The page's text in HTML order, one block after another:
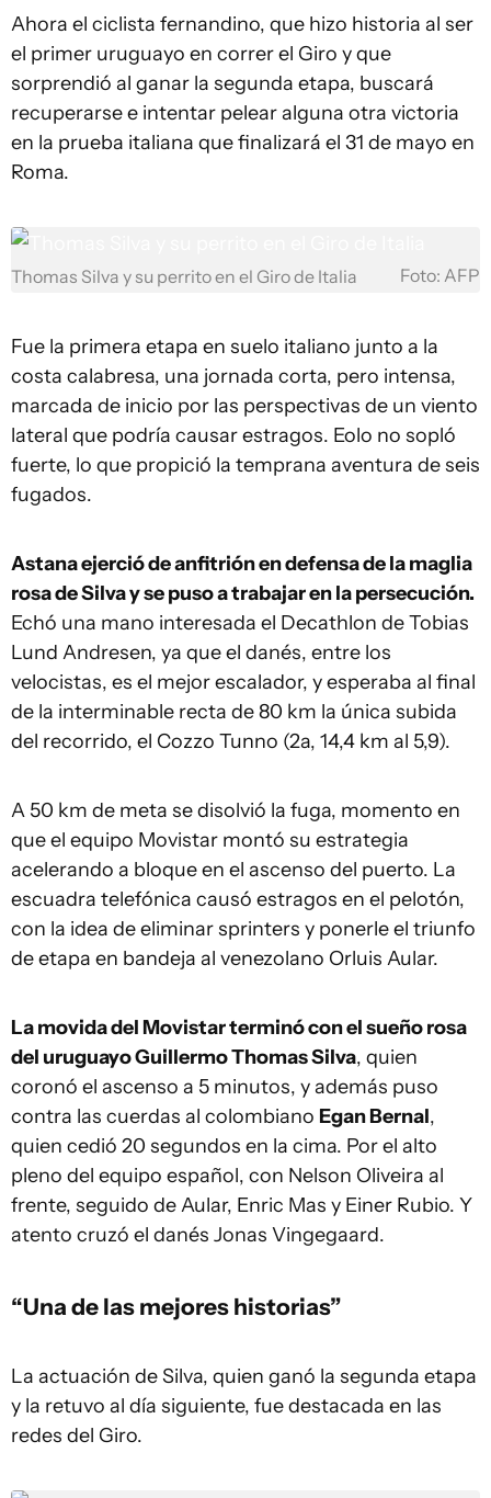
Ahora el ciclista fernandino, que hizo historia al ser
el primer uruguayo en correr el Giro y que
sorprendió al ganar la segunda etapa, buscará
recuperarse e intentar pelear alguna otra victoria
en la prueba italiana que finalizará el 31 de mayo en
Roma.
Thomas Silva y su perrito en el Giro de Italia Foto: AFP
Fue la primera etapa en suelo italiano junto a la
costa calabresa, una jornada corta, pero intensa,
marcada de inicio por las perspectivas de un viento
lateral que podría causar estragos. Eolo no sopló
fuerte, lo que propició la temprana aventura de seis
fugados.
Astana ejerció de anfitrión en defensa de la maglia
rosa de Silva y se puso a trabajar en la persecución.
Echó una mano interesada el Decathlon de Tobias
Lund Andresen, ya que el danés, entre los
velocistas, es el mejor escalador, y esperaba al final
de la interminable recta de 80 km la única subida
del recorrido, el Cozzo Tunno (2a, 14,4 km al 5,9).
A 50 km de meta se disolvió la fuga, momento en
que el equipo Movistar montó su estrategia
acelerando a bloque en el ascenso del puerto. La
escuadra telefónica causó estragos en el pelotón,
con la idea de eliminar sprinters y ponerle el triunfo
de etapa en bandeja al venezolano Orluis Aular.
La movida del Movistar terminó con el sueño rosa
del uruguayo Guillermo Thomas Silva, quien
coronó el ascenso a 5 minutos, y además puso
contra las cuerdas al colombiano Egan Bernal,
quien cedió 20 segundos en la cima. Por el alto
pleno del equipo español, con Nelson Oliveira al
frente, seguido de Aular, Enric Mas y Einer Rubio. Y
atento cruzó el danés Jonas Vingegaard.
“Una de las mejores historias”
La actuación de Silva, quien ganó la segunda etapa
y la retuvo al día siguiente, fue destacada en las
redes del Giro.